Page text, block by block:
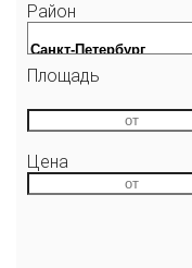
Район
Площадь
Цена